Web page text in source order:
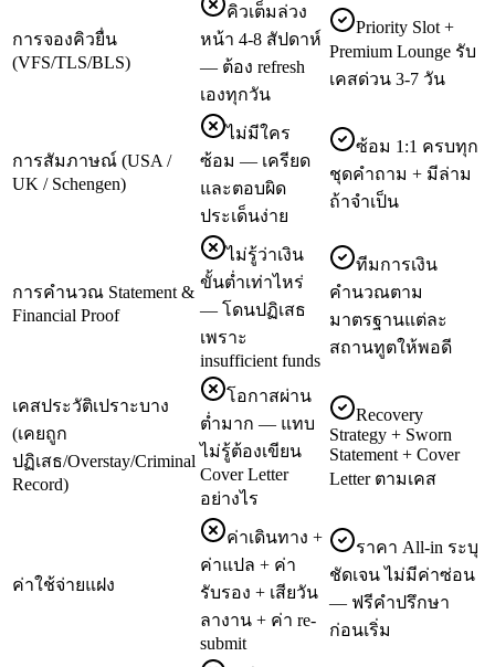
การจองคิวยื่น
(VFS/TLS/BLS)
คิวเต็มล่วง
หน้า 4-8 สัปดาห์
— ต้อง refresh
เองทุกวัน
Priority Slot +
Premium Lounge รับ
เคสด่วน 3-7 วัน
การสัมภาษณ์ (USA /
UK / Schengen)
ไม่มีใคร
ซ้อม — เครียด
และตอบผิด
ประเด็นง่าย
ซ้อม 1:1 ครบทุก
ชุดคำถาม + มีล่าม
ถ้าจำเป็น
การคำนวณ Statement &
Financial Proof
ไม่รู้ว่าเงิน
ขั้นต่ำเท่าไหร่
— โดนปฏิเสธ
เพราะ
insufficient funds
ทีมการเงิน
คำนวณตาม
มาตรฐานแต่ละ
สถานทูตให้พอดี
เคสประวัติเปราะบาง
(เคยถูก
ปฏิเสธ/Overstay/Criminal
Record)
โอกาสผ่าน
ต่ำมาก — แทบ
ไม่รู้ต้องเขียน
Cover Letter
อย่างไร
Recovery
Strategy + Sworn
Statement + Cover
Letter ตามเคส
ค่าใช้จ่ายแฝง
ค่าเดินทาง +
ค่าแปล + ค่า
รับรอง + เสียวัน
ลางาน + ค่า re-
submit
ราคา All-in ระบุ
ชัดเจน ไม่มีค่าซ่อน
— ฟรีคำปรึกษา
ก่อนเริ่ม